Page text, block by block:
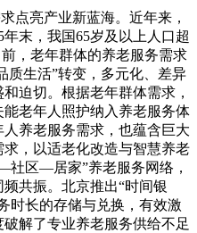
点亮产业新蓝海。近年来，
年末，我国65岁及以上人口超
前，老年群体的养老服务需求
质生活”转变，多元化、差异
迫切。根据老年群体需求，
老年人照护纳入养老服务体
养老服务需求，也蕴含巨大
，以适老化改造与智慧养老
社区—居家”养老服务网络，
共振。北京推出“时间银
时长的存储与兑换，有效激
解了专业养老服务供给不足